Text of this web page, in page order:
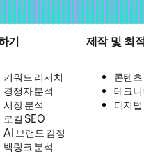
기
키워드 리서치
경쟁자 분석
시장 분석
로컬 SEO
AI 브랜드 감정
백링크 분석
제작 및 최
콘텐
테크
디지털